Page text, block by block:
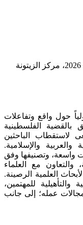
حقوق النشر محفوظة © 2026، مركز الزيتونة
حول واقع وتفاعلات
بالقضية الفلسطينية
لاستقطاب الباحثين
والعربية والإسلامية.
واسعة، وتصنيفها وفق
والتعاون مع العلماء
العلمية الرصينة.
والتأهيلية للمهتمين،
عمله؛ إلى جانب